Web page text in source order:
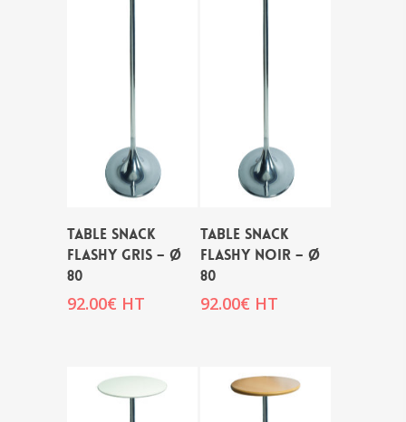
TABLE SNACK
FLASHY GRIS – Ø
80
92.00€ HT
TABLE SNACK
FLASHY NOIR – Ø
80
92.00€ HT